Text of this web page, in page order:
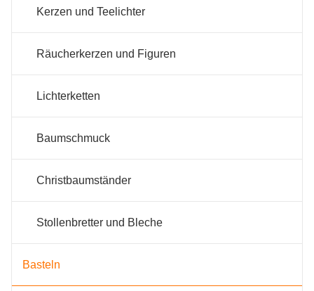
Kerzen und Teelichter
Räucherkerzen und Figuren
Lichterketten
Baumschmuck
Christbaumständer
Stollenbretter und Bleche
Basteln